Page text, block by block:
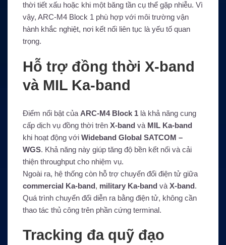
thời tiết xấu hoặc khi một băng tần cụ thể gặp nhiễu. Vì
vậy, ARC-M4 Block 1 phù hợp với môi trường vận
hành khắc nghiệt, nơi kết nối liên tục là yếu tố quan
trọng.
Hỗ trợ đồng thời X-band
và MIL Ka-band
Điểm nổi bật của ARC-M4 Block 1 là khả năng cung
cấp dịch vụ đồng thời trên X-band và MIL Ka-band
khi hoạt động với Wideband Global SATCOM –
WGS. Khả năng này giúp tăng độ bền kết nối và cải
thiện throughput cho nhiệm vụ.
Ngoài ra, hệ thống còn hỗ trợ chuyển đổi điện tử giữa
commercial Ka-band, military Ka-band và X-band.
Quá trình chuyển đổi diễn ra bằng điện tử, không cần
thao tác thủ công trên phần cứng terminal.
Tracking đa quỹ đạo